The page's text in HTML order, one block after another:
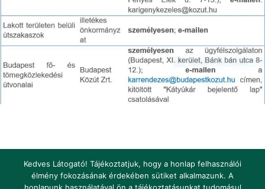
Kedves Látogató! Tájékoztatjuk, hogy a honlap felhasználói
élmény fokozásának érdekében sütiket alkalmazunk. A